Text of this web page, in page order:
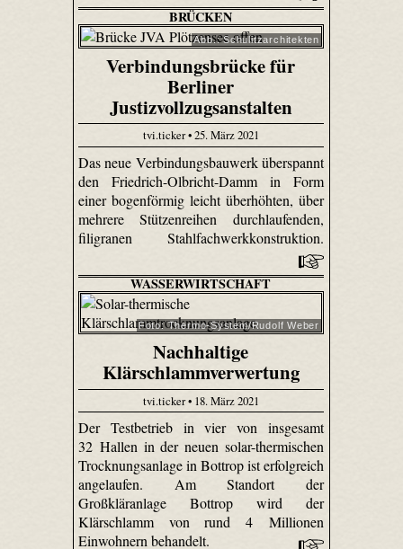
BRÜCKEN
Abb.: Schulitzarchitekten
Verbindungsbrücke für
Berliner
Justizvollzugsanstalten
tvi.ticker • 25. März 2021
Das neue Verbindungsbauwerk überspannt
den Friedrich-Olbricht-Damm in Form
einer bogenförmig leicht überhöhten, über
mehrere Stützenreihen durchlaufenden,
filigranen Stahlfachwerkkonstruktion.
WASSERWIRTSCHAFT
Foto: Thermo-System/Rudolf Weber
Nachhaltige
Klärschlammverwertung
tvi.ticker • 18. März 2021
Der Testbetrieb in vier von insgesamt
32 Hallen in der neuen solar-thermischen
Trocknungsanlage in Bottrop ist erfolgreich
angelaufen. Am Standort der
Großkläranlage Bottrop wird der
Klärschlamm von rund 4 Millionen
Einwohnern behandelt.